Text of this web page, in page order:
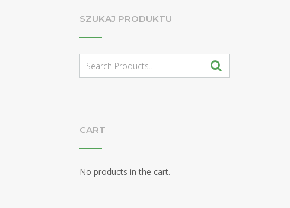
SZUKAJ PRODUKTU
for:
CART
No products in the cart.